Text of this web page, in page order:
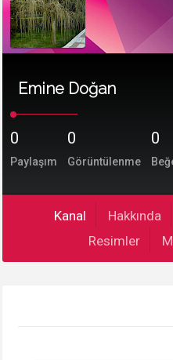
Emine Doğan
0
Paylaşım
0
Görüntülenme
0
Kanal Hakkında
Resimler